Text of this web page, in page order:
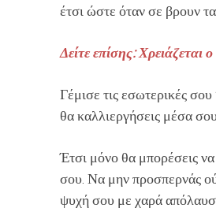
έτσι ώστε όταν σε βρουν
Δείτε επίσης: Χρειάζεται
Γέμισε τις εσωτερικές
θα καλλιεργήσεις μέσα
Έτσι μόνο θα μπορέσεις
σου. Να μην προσπερνάς
ψυχή σου με χαρά